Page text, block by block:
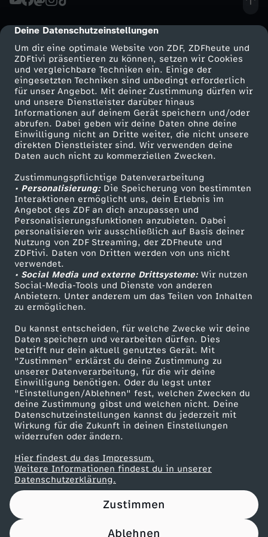
cmp-dialog-description
Deine Datenschutzeinstellungen
Um dir eine optimale Website von ZDF, ZDFheute und
ZDFtivi präsentieren zu können, setzen wir Cookies
und vergleichbare Techniken ein. Einige der
eingesetzten Techniken sind unbedingt erforderlich
für unser Angebot. Mit deiner Zustimmung dürfen wir
und unsere Dienstleister darüber hinaus
Informationen auf deinem Gerät speichern und/oder
abrufen. Dabei geben wir deine Daten ohne deine
Einwilligung nicht an Dritte weiter, die nicht unsere
direkten Dienstleister sind. Wir verwenden deine
Daten auch nicht zu kommerziellen Zwecken.
Zustimmungspflichtige Datenverarbeitung
• Personalisierung:Die Speicherung von bestimmten
Interaktionen ermöglicht uns, dein Erlebnis im
Angebot des ZDF an dich anzupassen und
Personalisierungsfunktionen anzubieten. Dabei
personalisieren wir ausschließlich auf Basis deiner
Nutzung von ZDF Streaming, der ZDFheute und
ZDFtivi. Daten von Dritten werden von uns nicht
verwendet.
• Social Media und externe Drittsysteme:Wir nutzen
Social-Media-Tools und Dienste von anderen
Anbietern. Unter anderem um das Teilen von Inhalten
zu ermöglichen.
Du kannst entscheiden, für welche Zwecke wir deine
Daten speichern und verarbeiten dürfen. Dies
betrifft nur dein aktuell genutztes Gerät. Mit
"Zustimmen" erklärst du deine Zustimmung zu
unserer Datenverarbeitung, für die wir deine
Einwilligung benötigen. Oder du legst unter
"Einstellungen/Ablehnen" fest, welchen Zwecken du
deine Zustimmung gibst und welchen nicht. Deine
Datenschutzeinstellungen kannst du jederzeit mit
Wirkung für die Zukunft in deinen Einstellungen
widerrufen oder ändern.
Hier findest du das Impressum.
Weitere Informationen findest du in unserer
Datenschutzerklärung.
Zustimmen
Ablehnen
e
r
k
,
N
e
w
Y
o
r
k
e
s
t
!
S
o
n
g
s
!
r
L
i
f
e
-
U
n
f
i
l
t
e
r
e
d
s
e
r
o
t
i
s
c
h
e
a
l
a
i
s
m
k
o
m
m
t
a
u
f
r
P
o
p
a
m
m
-
D
i
e
D
o
k
u
m
e
n
a
t
D
S
–
I
n
Z
e
i
t
e
n
d
e
r
L
i
e
b
e
Mehr ZDF
ZDF-Apps
Smart TV
ZDFtext
Livestreams
Sendungen A-Z
TV-Programm
Service
ZDFmitreden
Kontakt zum ZDF
Tickets
Zuschauerservice
Hilfe
ZDF Unternehmen
Karriere
ZDF goes Schule
Werbefernsehen
Mainzelmännchen
Partner